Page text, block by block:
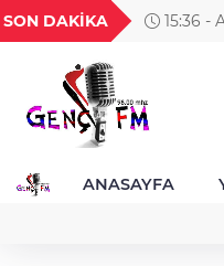
SON DAKİKA18,2677
TND
ANASAYFA